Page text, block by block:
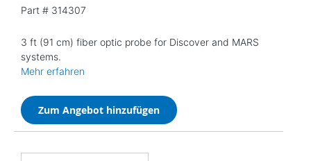
Part # 314307
3 ft (91 cm) fiber optic probe for Discover and MARS
systems.
Mehr erfahren
Zum Angebot hinzufügen